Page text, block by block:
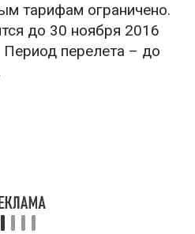
тарифам ограничено.
до 30 ноября 2016
Период перелета – до